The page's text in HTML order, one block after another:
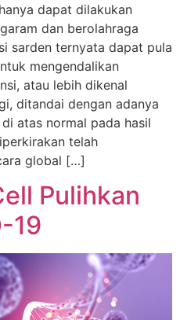
dapat dilakukan
dan berolahraga
sarden ternyata dapat pula
mengendalikan
atau lebih dikenal
ditandai dengan adanya
atas normal pada hasil
telah
global […]
Pulihkan
19